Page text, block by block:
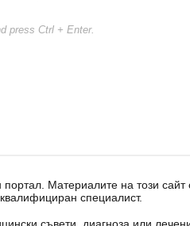
press Ctrl + Enter.
Материалите на този
специалист.